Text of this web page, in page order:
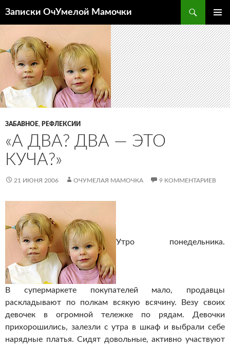
Записки ОчУмелой Мамочки
МЕНЮ
ЗАБАВНОЕ, РЕФЛЕКСИИ
«А ДВА? ДВА — ЭТО
КУЧА?»
21 ИЮНЯ 2006 ОЧУМЕЛАЯ МАМОЧКА 9 КОММЕНТАРИЕВ
Утро понедельника.
В супермаркете покупателей мало, продавцы
раскладывают по полкам всякую всячину. Везу своих
девочек в огромной тележке по рядам. Девочки
прихорошились, залезли с утра в шкаф и выбрали себе
нарядные платья. Сидят довольные, активно участвуют